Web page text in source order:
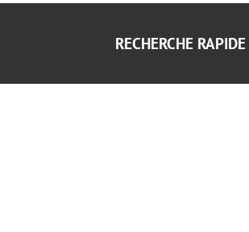
RECHERCHE RAPIDE